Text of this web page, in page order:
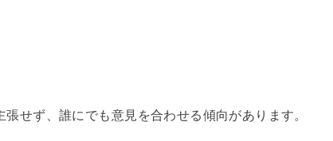
張せず、誰にでも意見を合わせる傾向があります。